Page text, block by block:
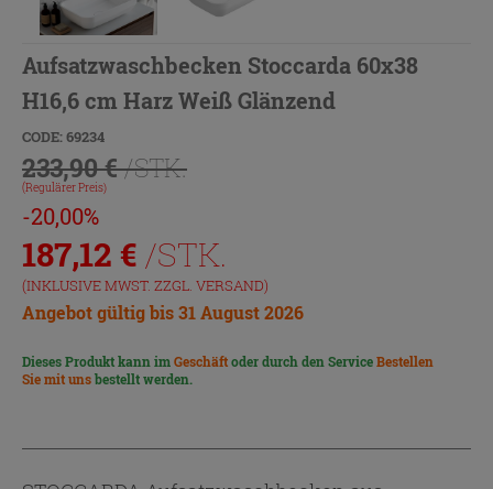
Aufsatzwaschbecken Stoccarda 60x38
H16,6 cm Harz Weiß Glänzend
CODE: 69234
233,90 €/STK.
(Regulärer Preis)
-20,00%
187,12 € /STK.
(INKLUSIVE MWST. ZZGL. VERSAND)
Angebot gültig bis 31 August 2026
Dieses Produkt kann imGeschäftoder durch den ServiceBestellen
Sie mit unsbestellt werden.